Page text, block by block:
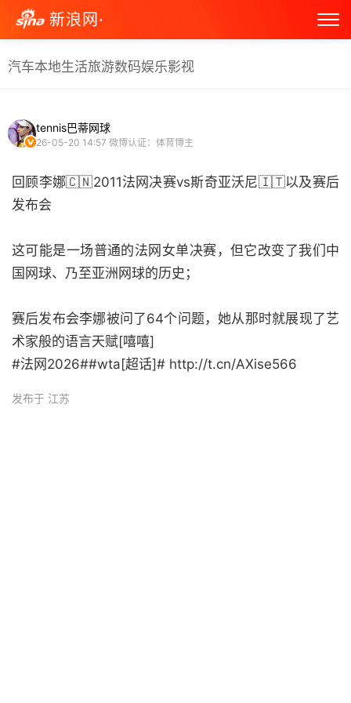
新浪网·
汽车本地生活旅游数码娱乐影视
tennis巴蒂网球
26-05-20 14:57 微博认证：体育博主
回顾李娜🇨🇳2011法网决赛vs斯奇亚沃尼🇮🇹以及赛后
发布会
这可能是一场普通的法网女单决赛，但它改变了我们中
国网球、乃至亚洲网球的历史；
赛后发布会李娜被问了64个问题，她从那时就展现了艺
术家般的语言天赋[嘻嘻]
#法网2026##wta[超话]# http://t.cn/AXise566 ​
发布于 江苏